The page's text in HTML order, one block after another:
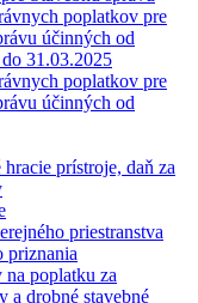
poplatkov pre
účinných od
31.03.2025
poplatkov pre
účinných od
prístroje, daň za
priestranstva
priznania
poplatku za
a drobné stavebné